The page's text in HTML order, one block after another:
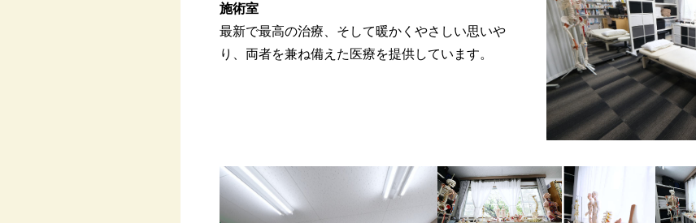
施術室
最新で最高の治療、そして暖かくやさしい思いや
り、両者を兼ね備えた医療を提供しています。